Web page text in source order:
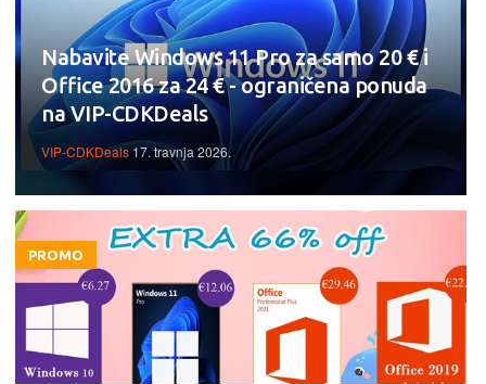
Nabavite Windows 11 Pro za samo 20 € i
Office 2016 za 24 € - ograničena ponuda
na VIP-CDKDeals
VIP-CDKDeals17. travnja 2026.
PROMO